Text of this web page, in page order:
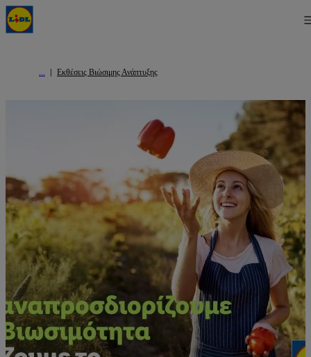
Εκθέσεις Βιώσιμης Ανάπτυξης